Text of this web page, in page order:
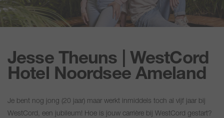
Jesse Theuns | WestCord
Hotel Noordsee Ameland
Je bent nog jong (20 jaar) maar werkt inmiddels toch al vijf jaar bij
WestCord, een jubileum! Hoe is jouw carrière bij WestCord gestart?